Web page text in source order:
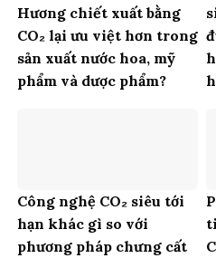
Hương chiết xuất bằng
CO₂ lại ưu việt hơn trong
sản xuất nước hoa, mỹ
phẩm và dược phẩm?
Công nghệ CO₂ siêu tới
hạn khác gì so với
phương pháp chưng cất